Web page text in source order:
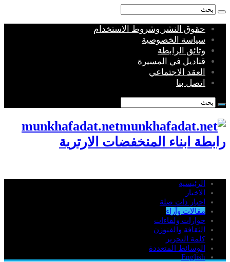
حقوق النشر وشروط الاستخدام
سياسة الخصوصية
وثائق الرابطة
قناديل في المسيرة
العقد الاجتماعي
اتصل بنا
munkhafadat.net
رابطة ابناء المنخفضات الارترية
الرئيسية
الاخبار
اخبار ذات صلة
مقالات وآراء
حوارات ولقاءات
الثقافة والفنوزن
كلمة التحرير
الوسائط المتعددة
English